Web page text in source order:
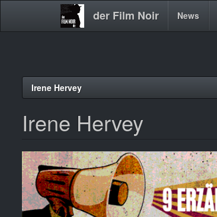
der Film Noir
Main News
Irene Hervey
Irene Hervey